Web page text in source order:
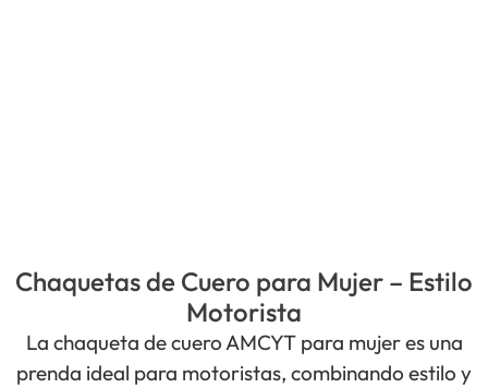
Chaquetas de Cuero para Mujer – Estilo
Motorista
La chaqueta de cuero AMCYT para mujer es una
prenda ideal para motoristas, combinando estilo y